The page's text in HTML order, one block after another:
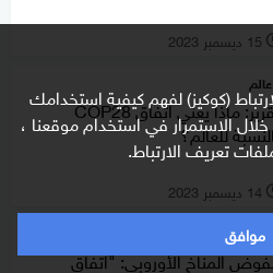
(كوكيز) لفهم كيفية استخدامك
الاستمرار في استخدام موقعنا ،
تعريف الارتباط.
موافق
15 ديسمبر 2023
عالم
تقرير: ماذا يعني اتفاق COP28
للعالم؟
14 ديسمبر 2023
اقتصاد
المناخ الأوروبي: "اتفاق